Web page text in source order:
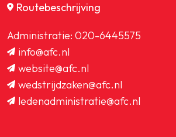
Routebeschrijving
Administratie: 020-6445575
info@afc.nl
website@afc.nl
wedstrijdzaken@afc.nl
ledenadministratie@afc.nl